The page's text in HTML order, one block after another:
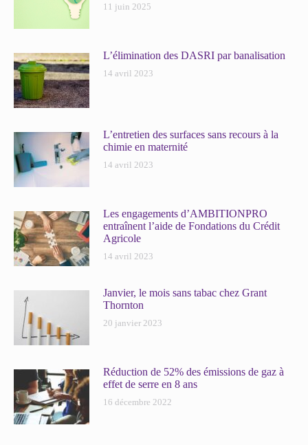
11 juin 2025
L’élimination des DASRI par banalisation
14 avril 2023
L’entretien des surfaces sans recours à la
chimie en maternité
14 avril 2023
Les engagements d’AMBITIONPRO
entraînent l’aide de Fondations du Crédit
Agricole
14 avril 2023
Janvier, le mois sans tabac chez Grant
Thornton
20 janvier 2023
Réduction de 52% des émissions de gaz à
effet de serre en 8 ans
16 décembre 2022